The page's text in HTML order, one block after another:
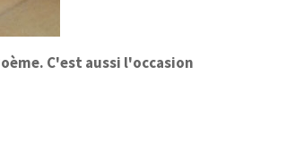
C'est aussi l'occasion